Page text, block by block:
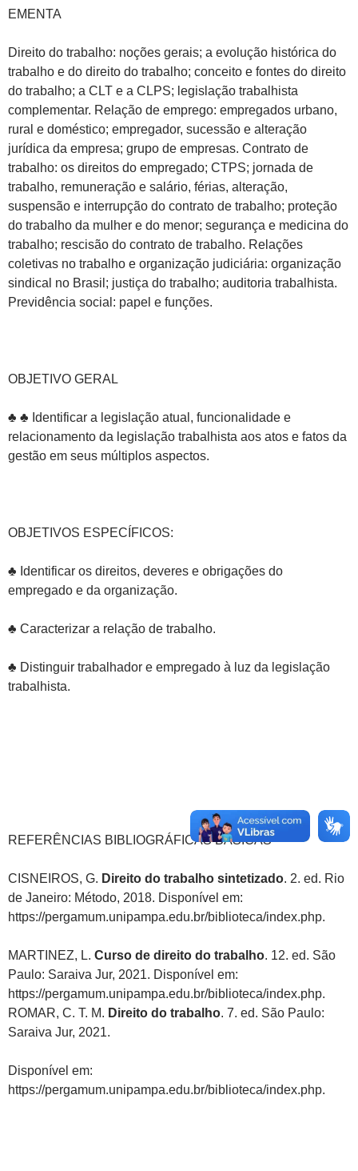
EMENTA
Direito do trabalho: noções gerais; a evolução histórica do
trabalho e do direito do trabalho; conceito e fontes do direito
do trabalho; a CLT e a CLPS; legislação trabalhista
complementar. Relação de emprego: empregados urbano,
rural e doméstico; empregador, sucessão e alteração
jurídica da empresa; grupo de empresas. Contrato de
trabalho: os direitos do empregado; CTPS; jornada de
trabalho, remuneração e salário, férias, alteração,
suspensão e interrupção do contrato de trabalho; proteção
do trabalho da mulher e do menor; segurança e medicina do
trabalho; rescisão do contrato de trabalho. Relações
coletivas no trabalho e organização judiciária: organização
sindical no Brasil; justiça do trabalho; auditoria trabalhista.
Previdência social: papel e funções.
OBJETIVO GERAL
♣ ♣ Identificar a legislação atual, funcionalidade e
relacionamento da legislação trabalhista aos atos e fatos da
gestão em seus múltiplos aspectos.
OBJETIVOS ESPECÍFICOS:
♣ Identificar os direitos, deveres e obrigações do
empregado e da organização.
♣ Caracterizar a relação de trabalho.
♣ Distinguir trabalhador e empregado à luz da legislação
trabalhista.
REFERÊNCIAS BIBLIOGRÁFICAS BÁSICAS
CISNEIROS, G. Direito do trabalho sintetizado. 2. ed. Rio
de Janeiro: Método, 2018. Disponível em:
https://pergamum.unipampa.edu.br/biblioteca/index.php.
MARTINEZ, L. Curso de direito do trabalho. 12. ed. São
Paulo: Saraiva Jur, 2021. Disponível em:
https://pergamum.unipampa.edu.br/biblioteca/index.php.
ROMAR, C. T. M. Direito do trabalho. 7. ed. São Paulo:
Saraiva Jur, 2021.
Disponível em:
https://pergamum.unipampa.edu.br/biblioteca/index.php.